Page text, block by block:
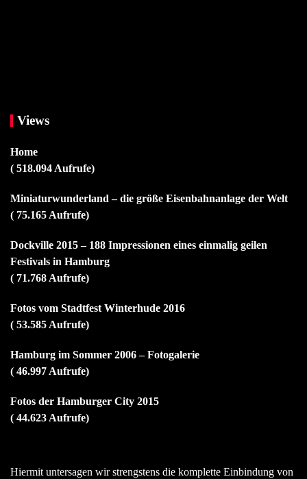
Views
Home
( 518.094 Aufrufe)
Miniaturwunderland – die größe Eisenbahnanlage der Welt
( 75.165 Aufrufe)
Dockville 2015 – 188 Impressionen eines einmalig geilen
Festivals in Hamburg
( 71.768 Aufrufe)
Fotos vom Stadtfest Winterhude 2016
( 53.585 Aufrufe)
Hamburg im Sommer 2006 – Fotogalerie
( 46.997 Aufrufe)
Fotos der Hamburger City 2015
( 44.623 Aufrufe)
Hiermit untersagen wir strengstens die komplette Einbindung von